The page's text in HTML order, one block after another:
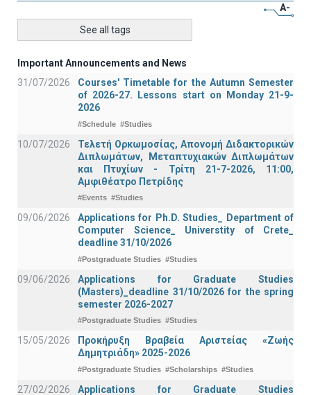
A-
See all tags
Important Announcements and News
31/07/2026
Courses' Timetable for the Autumn Semester
of 2026-27. Lessons start on Monday 21-9-
2026
#Schedule #Studies
10/07/2026
Τελετή Ορκωμοσίας, Απονομή Διδακτορικών
Διπλωμάτων, Μεταπτυχιακών Διπλωμάτων
και Πτυχίων - Τρίτη 21-7-2026, 11:00,
Αμφιθέατρο Πετρίδης
#Events #Studies
09/06/2026
Applications for Ph.D. Studies_ Department of
Computer Science_ Universtity of Crete_
deadline 31/10/2026
#Postgraduate Studies #Studies
09/06/2026
Applications for Graduate Studies
(Masters)_deadline 31/10/2026 for the spring
semester 2026-2027
#Postgraduate Studies #Studies
15/05/2026
Προκήρυξη Βραβεία Αριστείας «Ζωής
Δημητριάδη» 2025-2026
#Postgraduate Studies #Scholarships #Studies
27/02/2026
Applications for Graduate Studies